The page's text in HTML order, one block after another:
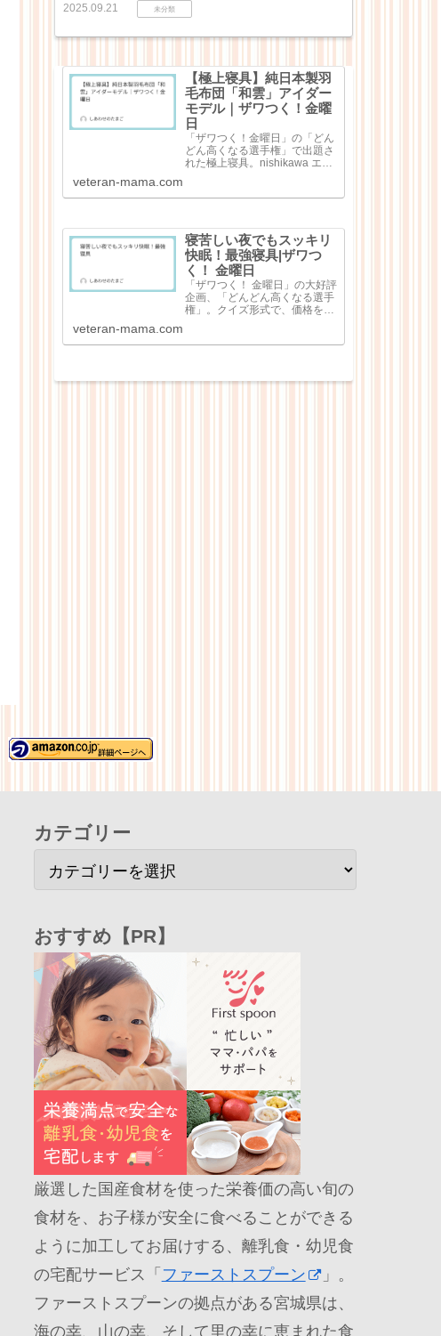
2025.09.21 未分類
【極上寝具】純日本製羽
毛布団「和雲」アイダー
モデル｜ザワつく！金曜
日
「ザワつく！金曜日」の「どん
どん高くなる選手権」で出題さ
れた極上寝具。nishikawa エア
パジャマ（8万8000円）シルキ
万6500円）純日本...
veteran-mama.com
寝苦しい夜でもスッキリ
快眠！最強寝具|ザワつ
く！ 金曜日
「ザワつく！ 金曜日」の大好評
企画、「どんどん高くなる選手
権」。クイズ形式で、価格を当
が出てくる点が特徴なのです
として寝具4点が紹介...
veteran-mama.com
カテゴリー
おすすめ【PR】
厳選した国産食材を使った栄養価の高い旬の
食材を、お子様が安全に食べることができる
ように加工してお届けする、離乳食・幼児食
の宅配サービス「 ファーストスプーン
」。
ファーストスプーンの拠点がある宮城県は、
海の幸、山の幸、そして里の幸に恵まれた食